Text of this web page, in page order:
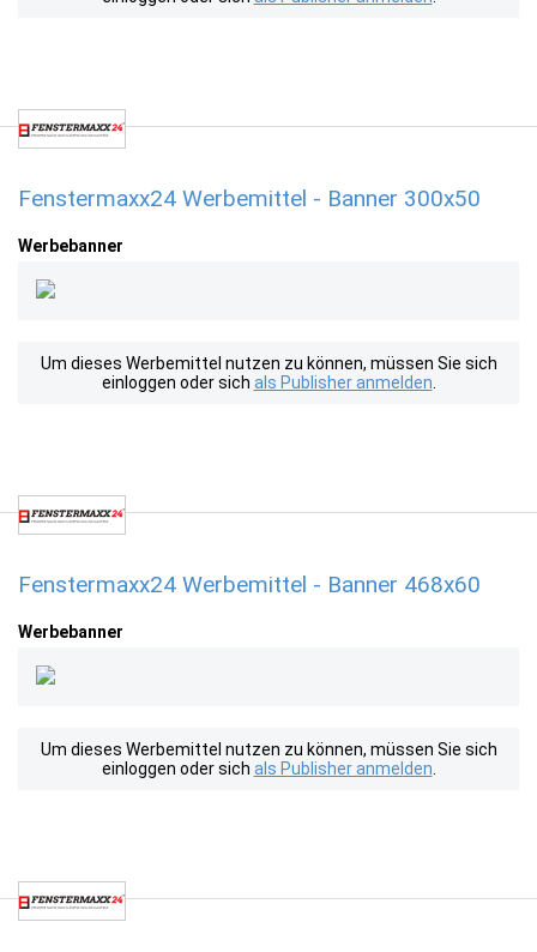
Fenstermaxx24 Werbemittel - Banner 300x50
Werbebanner
Um dieses Werbemittel nutzen zu können, müssen Sie sich
einloggen oder sich als Publisher anmelden
Fenstermaxx24 Werbemittel - Banner 468x60
Werbebanner
Um dieses Werbemittel nutzen zu können, müssen Sie sich
einloggen oder sich als Publisher anmelden